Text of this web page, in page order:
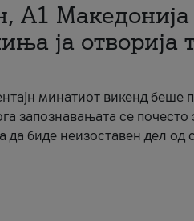
A1
ја отворија
минатиот викенд беше
запознавањата се почесто
да биде неизоставен дел од